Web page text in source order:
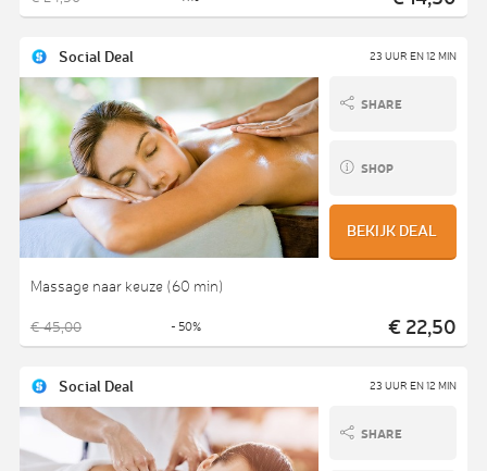
Social Deal 23 UUR EN 12 MIN
SHARE
SHOP
BEKIJK DEAL
Massage naar keuze (60 min)
€ 45,00 - 50% € 22,50
Social Deal 23 UUR EN 12 MIN
SHARE